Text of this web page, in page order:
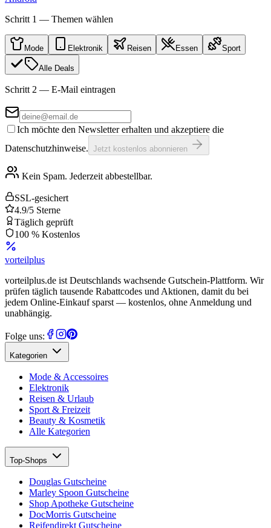
Schritt 1 — Themen wählen
Mode Elektronik Reisen Essen Sport
Alle Deals
Schritt 2 — E-Mail eintragen
Ich möchte den Newsletter erhalten und akzeptiere die
Datenschutzhinweise. Jetzt kostenlos abonnieren
Kein Spam. Jederzeit abbestellbar.
SSL-gesichert
4.9/5 Sterne
Täglich geprüft
100 % Kostenlos
vorteilplus
vorteilplus.de ist Deutschlands wachsende Gutschein-Plattform. Wir
prüfen täglich tausende Rabattcodes und Aktionen, damit du bei
jedem Online-Einkauf sparst — kostenlos, ohne Anmeldung und
unabhängig.
Folge uns:
Kategorien
Mode & Accessoires
Elektronik
Reisen & Urlaub
Sport & Freizeit
Beauty & Kosmetik
Alle Kategorien
Top-Shops
Douglas Gutscheine
Marley Spoon Gutscheine
Shop Apotheke Gutscheine
DocMorris Gutscheine
Reifendirekt Gutscheine